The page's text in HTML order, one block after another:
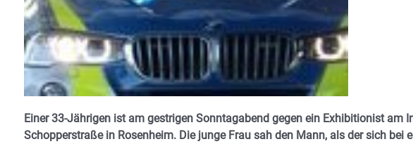
Einer 33-Jährigen ist am gestrigen Sonntagabend gegen ein Exhibitionist am
Schopperstraße in Rosenheim. Die junge Frau sah den Mann, als der sich bei